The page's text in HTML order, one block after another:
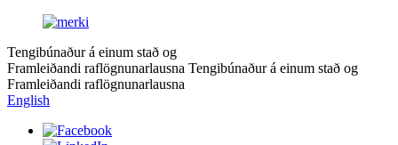
Tengibúnaður á einum stað og
Framleiðandi raflögnunarlausna Tengibúnaður á einum stað og
Framleiðandi raflögnunarlausna
English